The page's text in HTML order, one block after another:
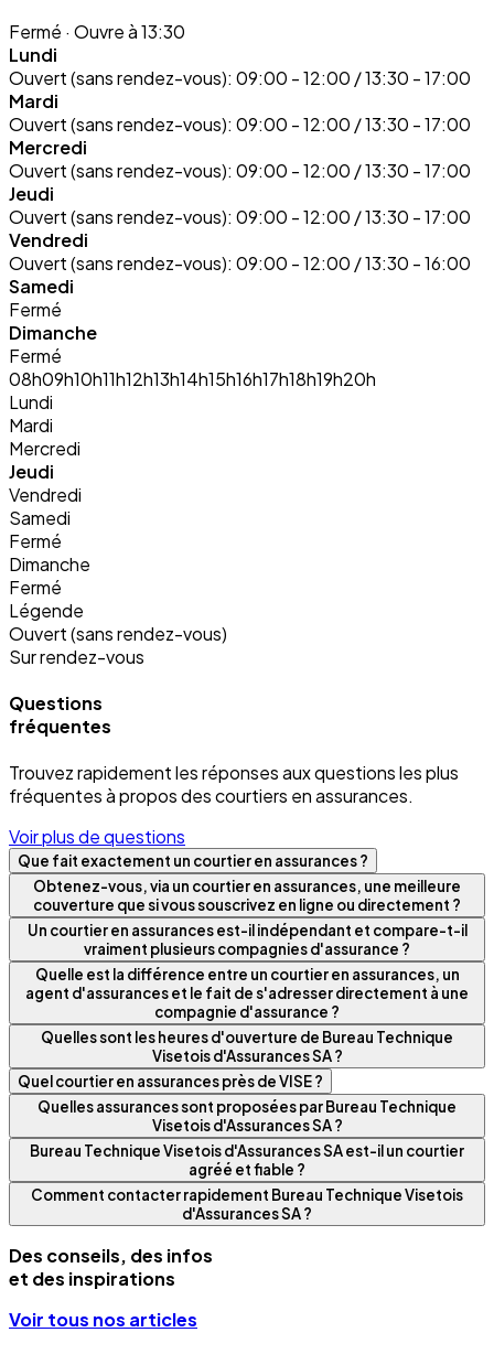
Fermé · Ouvre à 13:30
Lundi
Ouvert (sans rendez-vous): 09:00 - 12:00 / 13:30 - 17:00
Mardi
Ouvert (sans rendez-vous): 09:00 - 12:00 / 13:30 - 17:00
Mercredi
Ouvert (sans rendez-vous): 09:00 - 12:00 / 13:30 - 17:00
Jeudi
Ouvert (sans rendez-vous): 09:00 - 12:00 / 13:30 - 17:00
Vendredi
Ouvert (sans rendez-vous): 09:00 - 12:00 / 13:30 - 16:00
Samedi
Fermé
Dimanche
Fermé
08h09h10h11h12h13h14h15h16h17h18h19h20h
Lundi
Mardi
Mercredi
Jeudi
Vendredi
Samedi
Fermé
Dimanche
Fermé
Légende
Ouvert (sans rendez-vous)
Sur rendez-vous
Questions
fréquentes
Trouvez rapidement les réponses aux questions les plus
fréquentes à propos des courtiers en assurances.
Voir plus de questions
Que fait exactement un courtier en assurances ?
Obtenez-vous, via un courtier en assurances, une meilleure
couverture que si vous souscrivez en ligne ou directement ?
Un courtier en assurances est-il indépendant et compare-t-il
vraiment plusieurs compagnies d'assurance ?
Quelle est la différence entre un courtier en assurances, un
agent d'assurances et le fait de s'adresser directement à une
compagnie d'assurance ?
Quelles sont les heures d'ouverture de Bureau Technique
Visetois d'Assurances SA ?
Quel courtier en assurances près de VISE ?
Quelles assurances sont proposées par Bureau Technique
Visetois d'Assurances SA ?
Bureau Technique Visetois d'Assurances SA est-il un courtier
agréé et fiable ?
Comment contacter rapidement Bureau Technique Visetois
d'Assurances SA ?
Des conseils, des infos
et des inspirations
Voir tous nos articles